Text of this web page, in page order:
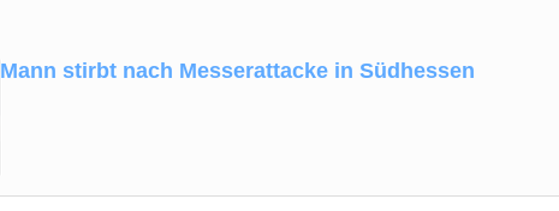
Mann stirbt nach Messerattacke in Südhessen